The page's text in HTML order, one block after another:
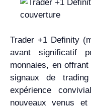
Trader +1 Definity
avant significatif
monnaies, en
signaux de
expérience
nouveaux venus